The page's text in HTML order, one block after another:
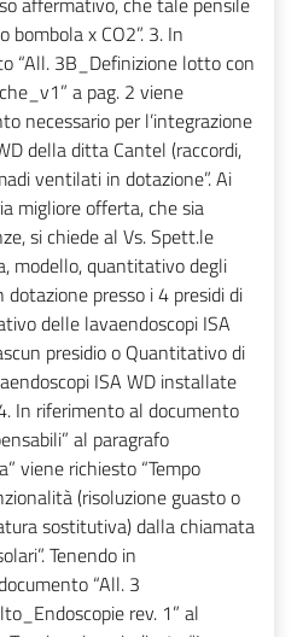
x CO2”. 3. In
“All. 3B_Definizione lotto con
a pag. 2 viene
necessario per l’integrazione
della ditta Cantel (raccordi,
ventilati in dotazione”. Ai
migliore offerta, che sia
si chiede al Vs. Spett.le
modello, quantitativo degli
presso i 4 presidi di
delle lavaendoscopi ISA
presidio o Quantitativo di
ISA WD installate
In riferimento al documento
al paragrafo
viene richiesto “Tempo
(risoluzione guasto o
sostitutiva) dalla chiamata
Tenendo in
“All. 3
rev. 1” al